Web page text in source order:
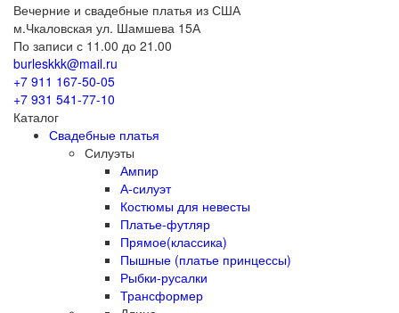
Вечерние и свадебные платья из США
м.Чкаловская ул. Шамшева 15А
По записи с 11.00 до 21.00
burleskkk@mail.ru
+7 911 167-50-05
+7 931 541-77-10
Каталог
Свадебные платья
Силуэты
Ампир
А-силуэт
Костюмы для невесты
Платье-футляр
Прямое(классика)
Пышные (платье принцессы)
Рыбки-русалки
Трансформер